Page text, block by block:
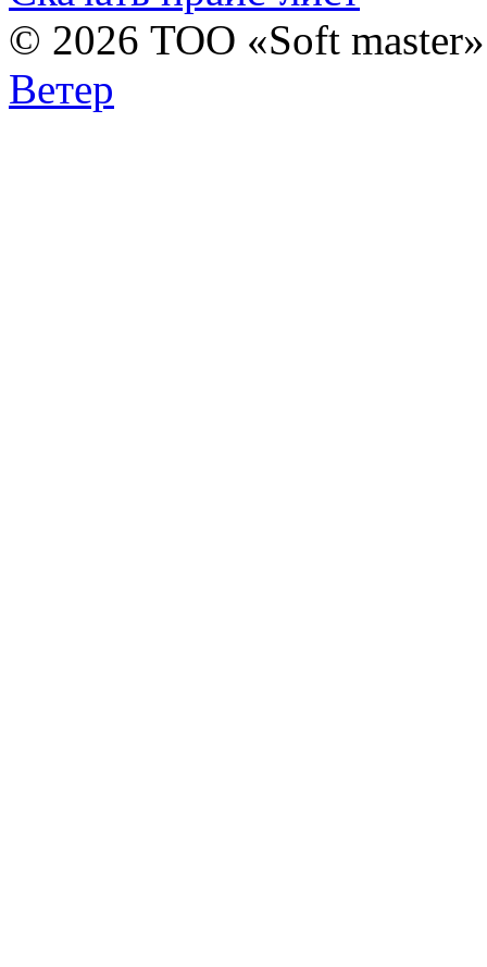
© 2026 ТОО «Soft
Ветер